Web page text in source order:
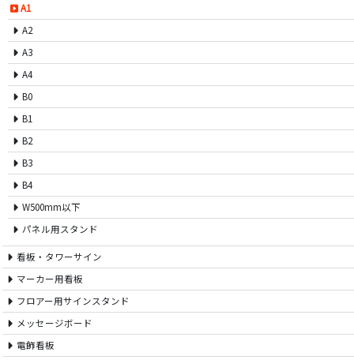
A1
A2
A3
A4
B0
B1
B2
B3
B4
W500mm以下
パネル用スタンド
看板・タワーサイン
マーカー用看板
フロアー用サインスタンド
メッセージボード
電飾看板